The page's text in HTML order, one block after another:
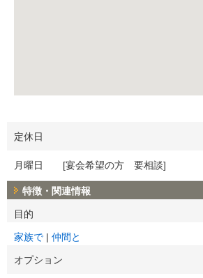
定休日
月曜日 [宴会希望の方 要相談]
特徴・関連情報
目的
家族で 仲間と
オプション